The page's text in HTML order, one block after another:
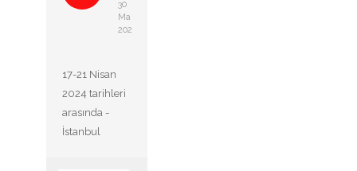
30
Mai
2024
17-21 Nisan
2024 tarihleri
arasında -
İstanbul